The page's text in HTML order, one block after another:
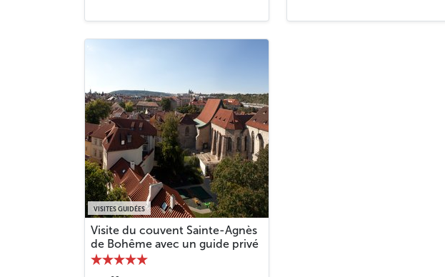
VISITES GUIDÉES
Visite du couvent Sainte-Agnès
de Bohême avec un guide privé